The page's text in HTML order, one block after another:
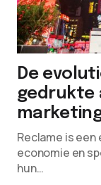
De
gedrukte
Reclame is
economie en
hun…